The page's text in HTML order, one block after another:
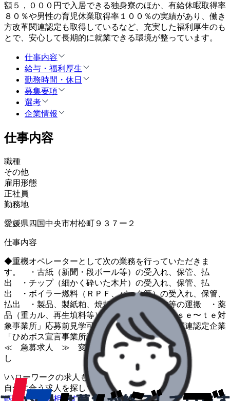
額５，０００円で入居できる独身寮のほか、有給休暇取得率
８０％や男性の育児休業取得率１００％の実績があり、働き
方改革関連認定も取得しているなど、充実した福利厚生のも
とで、安心して長期的に就業できる環境が整っています。
仕事内容
給与・福利厚生
勤務時間・休日
募集要項
選考
企業情報
仕事内容
職種
その他
雇用形態
正社員
勤務地
愛媛県四国中央市村松町９３７ー２
仕事内容
◆重機オペレーターとして次の業務を行っていただきま
す。 ・古紙（新聞・段ボール等）の受入れ、保管、払
出 ・チップ（細かく砕いた木片）の受入れ、保管、払
出 ・ボイラー燃料（ＲＰＦ、バーク等）の受入れ、保管、
払出 ・製品、製紙粕、焼却灰、構内廃棄物等の運搬 ・薬
品（重カル、再生填料等）の製造 ★「ｍｉｓｅ〜ｔｅ対
象事業所」応募前見学可能求人 ★働き方改革関連認定企業
「ひめボス宣言事業所認証」取得
≪ 急募求人 ≫ 変更範囲：変更な
し ＃三島
\ハローワークの求人も一括管理
自分に合う求人を探してもらう
転職について相談する